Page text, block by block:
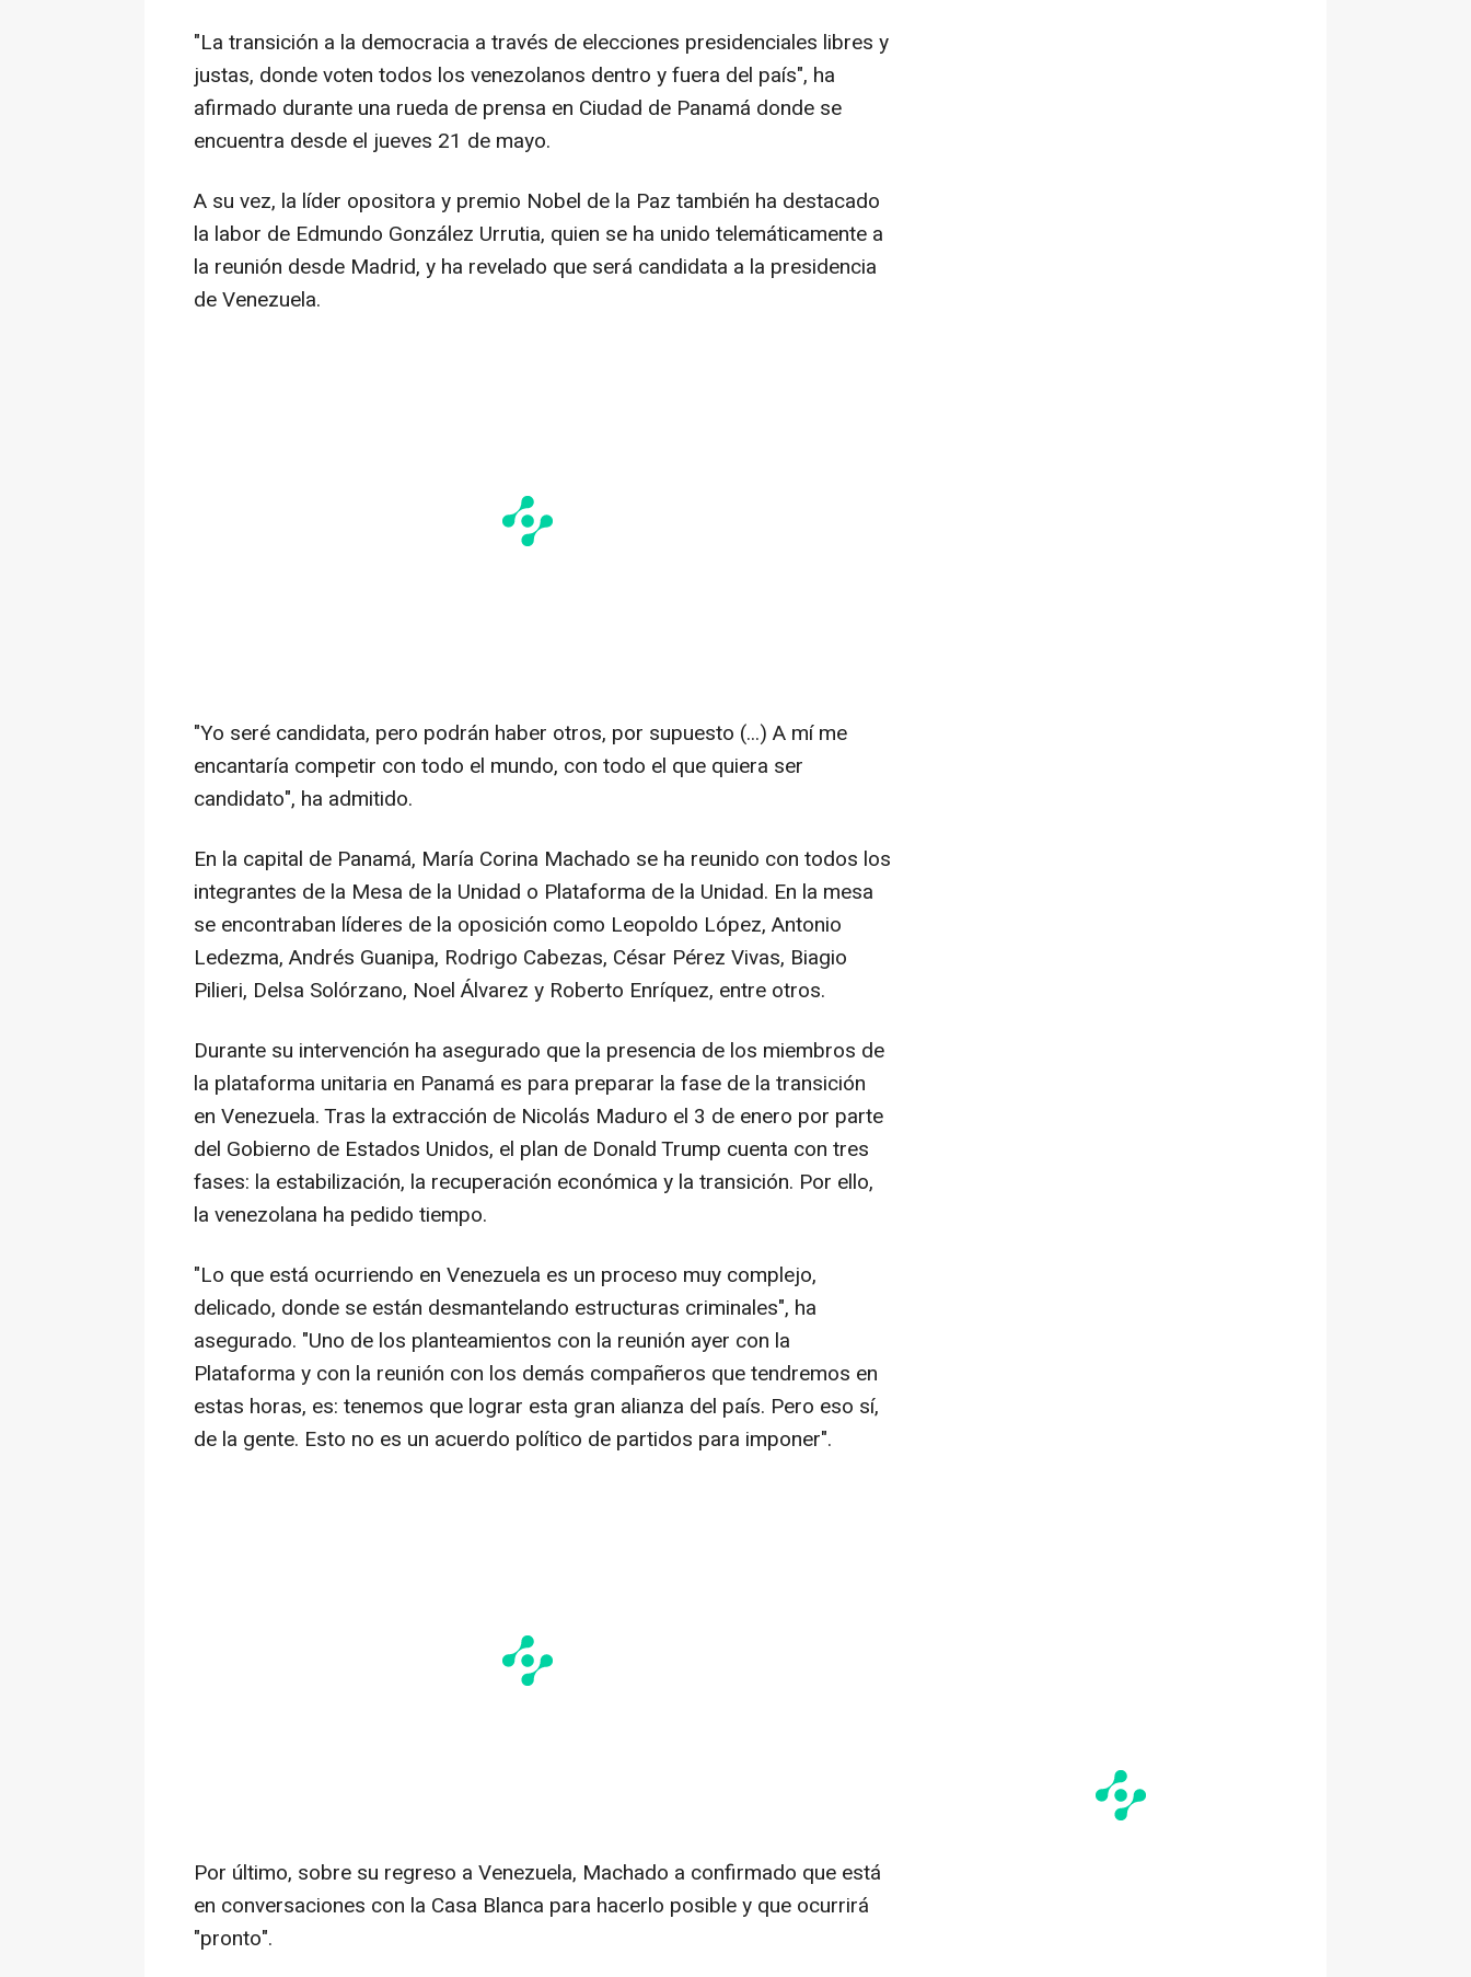
"La transición a la democracia a través de elecciones presidenciales libres y
justas, donde voten todos los venezolanos dentro y fuera del país", ha
afirmado durante una rueda de prensa en Ciudad de Panamá donde se
encuentra desde el jueves 21 de mayo.
A su vez, la líder opositora y premio Nobel de la Paz también ha destacado
la labor de Edmundo González Urrutia, quien se ha unido telemáticamente a
la reunión desde Madrid, y ha revelado que será candidata a la presidencia
de Venezuela.
"Yo seré candidata, pero podrán haber otros, por supuesto (...) A mí me
encantaría competir con todo el mundo, con todo el que quiera ser
candidato", ha admitido.
En la capital de Panamá, María Corina Machado se ha reunido con todos los
integrantes de la Mesa de la Unidad o Plataforma de la Unidad. En la mesa
se encontraban líderes de la oposición como Leopoldo López, Antonio
Ledezma, Andrés Guanipa, Rodrigo Cabezas, César Pérez Vivas, Biagio
Pilieri, Delsa Solórzano, Noel Álvarez y Roberto Enríquez, entre otros.
Durante su intervención ha asegurado que la presencia de los miembros de
la plataforma unitaria en Panamá es para preparar la fase de la transición
en Venezuela. Tras la extracción de Nicolás Maduro el 3 de enero por parte
del Gobierno de Estados Unidos, el plan de Donald Trump cuenta con tres
fases: la estabilización, la recuperación económica y la transición. Por ello,
la venezolana ha pedido tiempo.
"Lo que está ocurriendo en Venezuela es un proceso muy complejo,
delicado, donde se están desmantelando estructuras criminales", ha
asegurado. "Uno de los planteamientos con la reunión ayer con la
Plataforma y con la reunión con los demás compañeros que tendremos en
estas horas, es: tenemos que lograr esta gran alianza del país. Pero eso sí,
de la gente. Esto no es un acuerdo político de partidos para imponer".
Por último, sobre su regreso a Venezuela, Machado a confirmado que está
en conversaciones con la Casa Blanca para hacerlo posible y que ocurrirá
"pronto".